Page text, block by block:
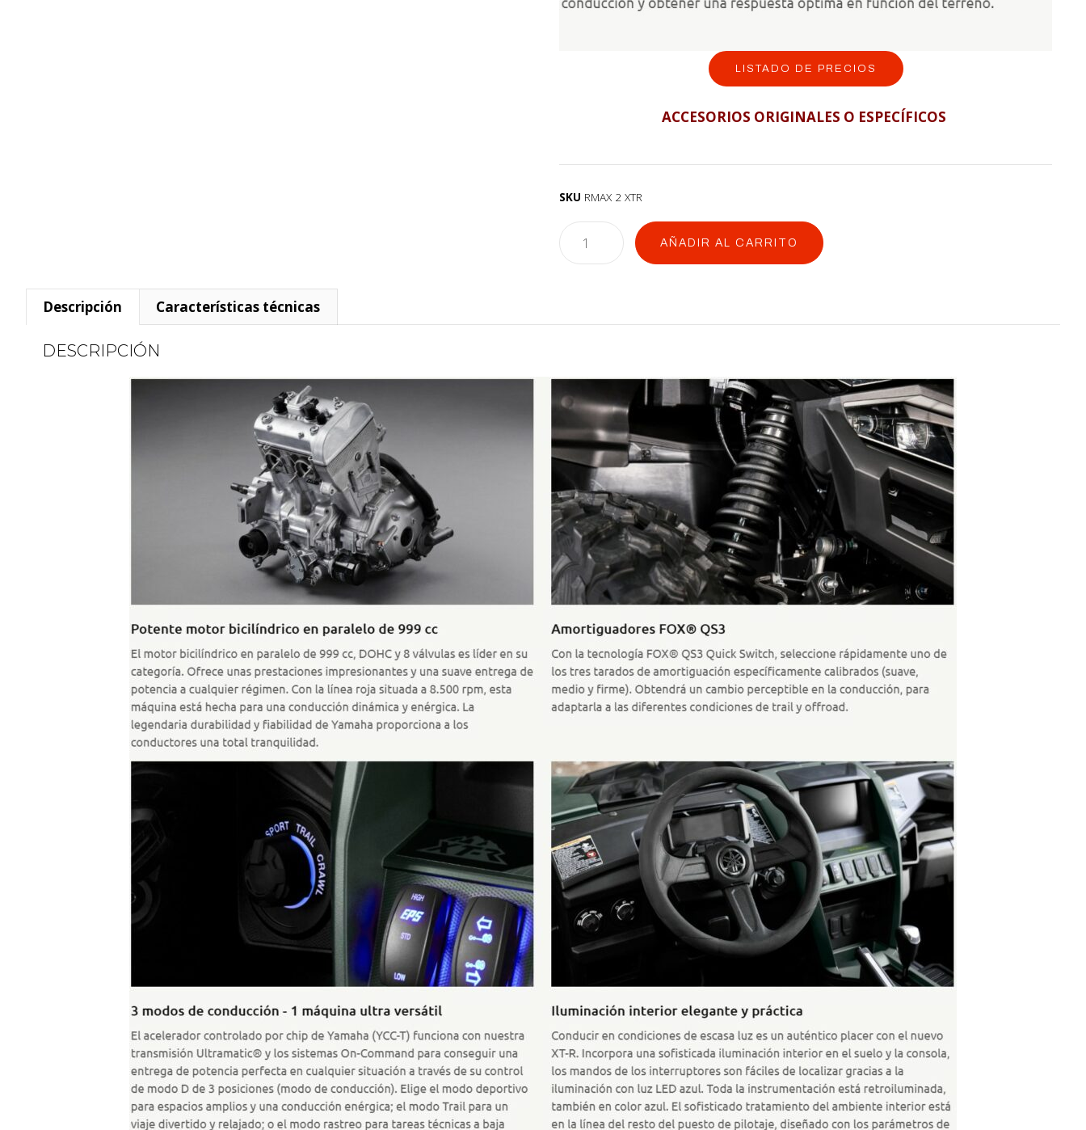
LISTADO DE PRECIOS
ACCESORIOS ORIGINALES O ESPECÍFICOS
SKU RMAX 2 XTR
AÑADIR AL CARRITO
Descripción Características técnicas
DESCRIPCIÓN